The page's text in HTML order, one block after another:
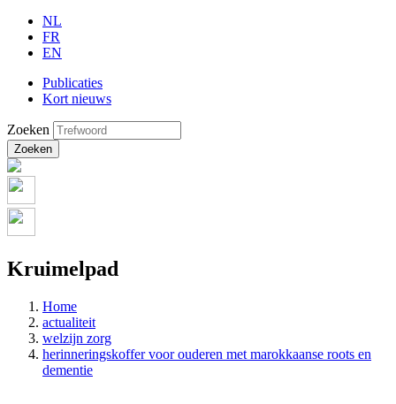
NL
FR
EN
Publicaties
Kort nieuws
Zoeken
Kruimelpad
Home
actualiteit
welzijn zorg
herinneringskoffer voor ouderen met marokkaanse roots en
dementie